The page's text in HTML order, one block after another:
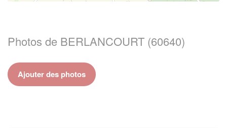
Photos de BERLANCOURT (60640)
Ajouter des photos